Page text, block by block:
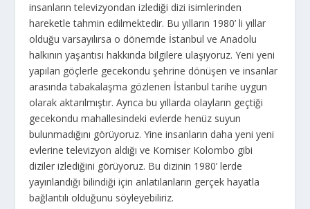
insanların televizyondan izlediği dizi isimlerinden
hareketle tahmin edilmektedir. Bu yılların 1980’ li yıllar
olduğu varsayılırsa o dönemde İstanbul ve Anadolu
halkının yaşantısı hakkında bilgilere ulaşıyoruz. Yeni yeni
yapılan göçlerle gecekondu şehrine dönüşen ve insanlar
arasında tabakalaşma gözlenen İstanbul tarihe uygun
olarak aktarılmıştır. Ayrıca bu yıllarda olayların geçtiği
gecekondu mahallesindeki evlerde henüz suyun
bulunmadığını görüyoruz. Yine insanların daha yeni yeni
evlerine televizyon aldığı ve Komiser Kolombo gibi
diziler izlediğini görüyoruz. Bu dizinin 1980’ lerde
yayınlandığı bilindiği için anlatılanların gerçek hayatla
bağlantılı olduğunu söyleyebiliriz.